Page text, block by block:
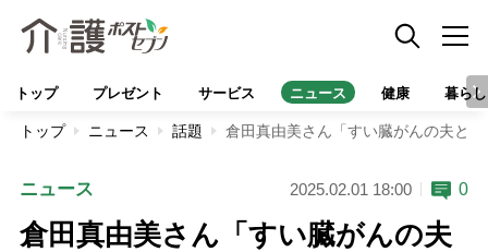
トップ プレゼント サービス ニュース 健康 暮らし
トップ ニュース 話題 倉田真由美さん「すい臓がんの夫と
ニュース 2025.02.01 18:00 0
倉田真由美さん「すい臓がんの夫